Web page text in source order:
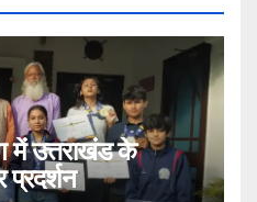
में उत्तराखंड के
प्रदर्शन